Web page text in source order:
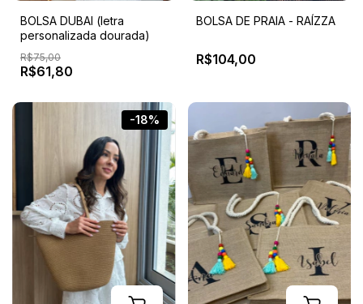
BOLSA DUBAI (letra
personalizada dourada)
R$75,00
R$61,80
BOLSA DE PRAIA - RAÍZZA
R$104,00
-18%